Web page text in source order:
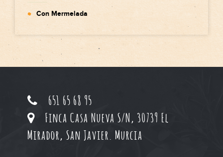
Con Mermelada
651 65 68 95
Finca Casa Nueva S/N, 30739 El
Mirador, San Javier. Murcia